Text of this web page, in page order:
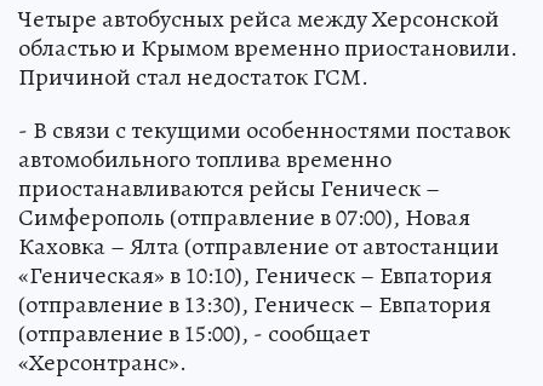
Четыре автобусных рейса между Херсонской
областью и Крымом временно приостановили.
Причиной стал недостаток ГСМ.
- В связи с текущими особенностями поставок
автомобильного топлива временно
приостанавливаются рейсы Геническ –
Симферополь (отправление в 07:00), Новая
Каховка – Ялта (отправление от автостанции
«Геническая» в 10:10), Геническ – Евпатория
(отправление в 13:30), Геническ – Евпатория
(отправление в 15:00), - сообщает
«Херсонтранс».